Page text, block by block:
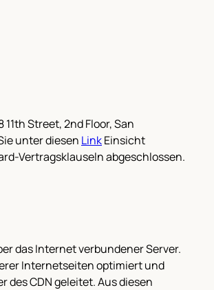
Street, 2nd Floor, San
unter diesen LinkEinsicht
Vertragsklauseln abgeschlossen.
das Internet verbundener Server.
Internetseiten optimiert und
CDN geleitet. Aus diesen